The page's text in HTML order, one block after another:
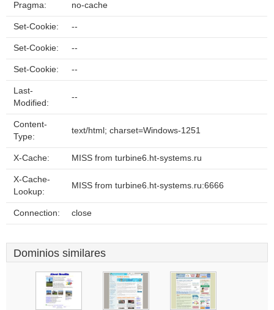
Pragma: no-cache
Set-Cookie: --
Set-Cookie: --
Set-Cookie: --
Last-
Modified:
--
Content-
Type:
text/html; charset=Windows-1251
X-Cache: MISS from turbine6.ht-systems.ru
X-Cache-
Lookup:
MISS from turbine6.ht-systems.ru:6666
Connection: close
Dominios similares